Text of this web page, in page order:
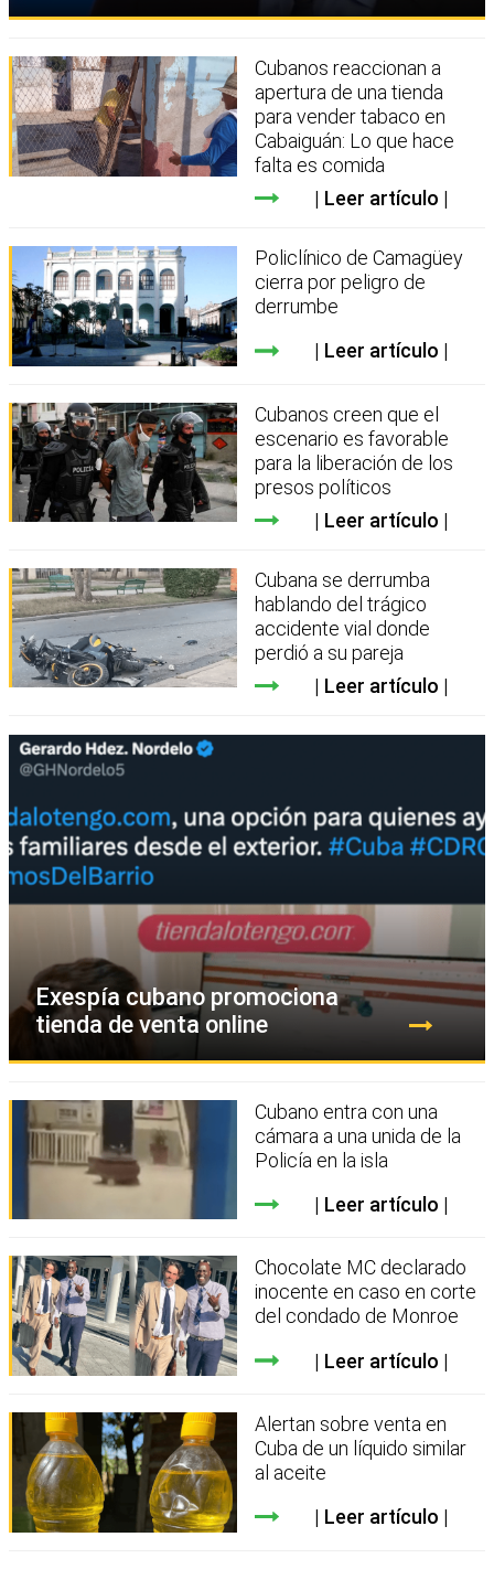
Cubanos reaccionan a
apertura de una tienda
para vender tabaco en
Cabaiguán: Lo que hace
falta es comida
Leer artículo
Policlínico de Camagüey
cierra por peligro de
derrumbe
Leer artículo
Cubanos creen que el
escenario es favorable
para la liberación de los
presos políticos
Leer artículo
Cubana se derrumba
hablando del trágico
accidente vial donde
perdió a su pareja
Leer artículo
Exespía cubano promociona
tienda de venta online
Cubano entra con una
cámara a una unida de la
Policía en la isla
Leer artículo
Chocolate MC declarado
inocente en caso en corte
del condado de Monroe
Leer artículo
Alertan sobre venta en
Cuba de un líquido similar
al aceite
Leer artículo